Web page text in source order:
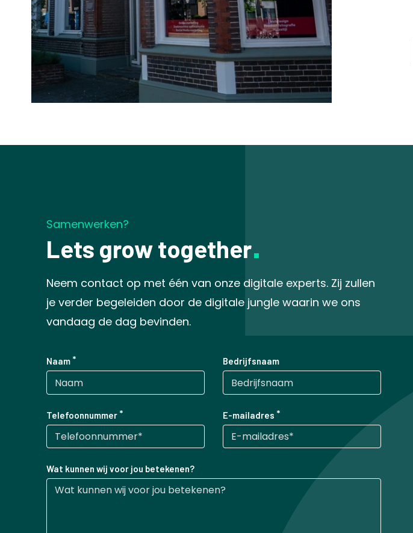
Samenwerken?
Lets grow together
Neem contact op met één van onze digitale experts. Zij zullen
je verder begeleiden door de digitale jungle waarin we ons
vandaag de dag bevinden.
Naam Bedrijfsnaam
Telefoonnummer E-mailadres
Wat kunnen wij voor jou betekenen?